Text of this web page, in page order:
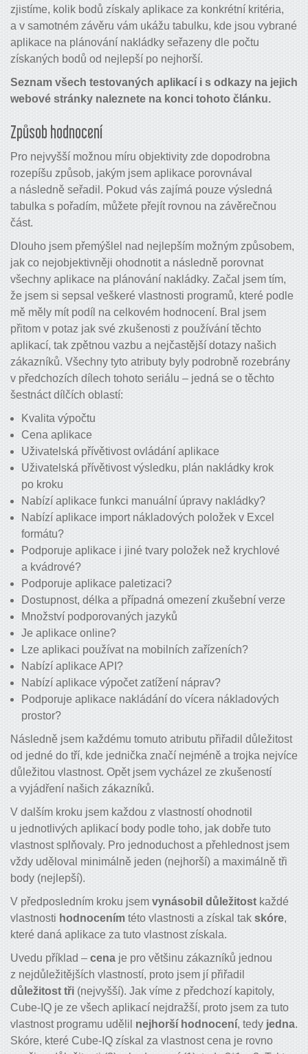
zjistíme, kolik bodů získaly aplikace za konkrétní kritéria,
a v samotném závěru vám ukážu tabulku, kde jsou vybrané
aplikace na plánování nakládky seřazeny dle počtu
získaných bodů od nejlepší po nejhorší.
Seznam všech testovaných aplikací i s odkazy na jejich
webové stránky naleznete na konci tohoto článku.
Způsob hodnocení
Pro nejvyšší možnou míru objektivity zde dopodrobna
rozepíšu způsob, jakým jsem aplikace porovnával
a následně seřadil. Pokud vás zajímá pouze výsledná
tabulka s pořadím, můžete přejít rovnou na závěrečnou
část.
Dlouho jsem přemýšlel nad nejlepším možným způsobem,
jak co nejobjektivněji ohodnotit a následně porovnat
všechny aplikace na plánování nakládky. Začal jsem tím,
že jsem si sepsal veškeré vlastnosti programů, které podle
mě měly mít podíl na celkovém hodnocení. Bral jsem
přitom v potaz jak své zkušenosti z používání těchto
aplikací, tak zpětnou vazbu a nejčastější dotazy našich
zákazníků. Všechny tyto atributy byly podrobně rozebrány
v předchozích dílech tohoto seriálu – jedná se o těchto
šestnáct dílčích oblastí:
Kvalita výpočtu
Cena aplikace
Uživatelská přívětivost ovládání aplikace
Uživatelská přívětivost výsledku, plán nakládky krok
po kroku
Nabízí aplikace funkci manuální úpravy nakládky?
Nabízí aplikace import nákladových položek v Excel
formátu?
Podporuje aplikace i jiné tvary položek než krychlové
a kvádrové?
Podporuje aplikace paletizaci?
Dostupnost, délka a případná omezení zkušební verze
Množství podporovaných jazyků
Je aplikace online?
Lze aplikaci používat na mobilních zařízeních?
Nabízí aplikace API?
Nabízí aplikace výpočet zatížení náprav?
Podporuje aplikace nakládání do vícera nákladových
prostor?
Následně jsem každému tomuto atributu přiřadil důležitost
od jedné do tří, kde jednička značí nejméně a trojka nejvíce
důležitou vlastnost. Opět jsem vycházel ze zkušeností
a vyjádření našich zákazníků.
V dalším kroku jsem každou z vlastností ohodnotil
u jednotlivých aplikací body podle toho, jak dobře tuto
vlastnost splňovaly. Pro jednoduchost a přehlednost jsem
vždy uděloval minimálně jeden (nejhorší) a maximálně tři
body (nejlepší).
V předposledním kroku jsem vynásobil důležitost každé
vlastnosti hodnocením této vlastnosti a získal tak skóre,
které daná aplikace za tuto vlastnost získala.
Uvedu příklad – cena je pro většinu zákazníků jednou
z nejdůležitějších vlastností, proto jsem jí přiřadil
důležitost tři (nejvyšší). Jak víme z předchozí kapitoly,
Cube-IQ je ze všech aplikací nejdražší, proto jsem za tuto
vlastnost programu udělil nejhorší hodnocení, tedy jedna.
Skóre, které Cube-IQ získal za vlastnost cena je rovno